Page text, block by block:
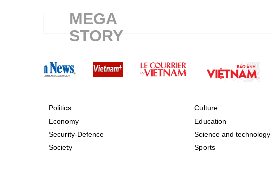
MEGA
STORY
Politics
Economy
Security-Defence
Society
Culture
Education
Science and technology
Sports